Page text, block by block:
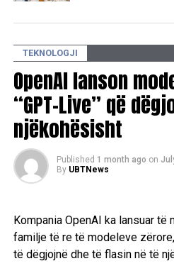
Apple humbet dizajnerin
DON'T MISS
“Cloudflare” pranon gabimin
faqeve në internet
TEKNOLOGJI
OpenAI lanson
“GPT-Live” që
njëkohësisht
Published 1 month ago on
By UBTNews
Kompania OpenAI ka lansuar të
familje të re të modeleve
të dëgjojnë dhe të flasin në të